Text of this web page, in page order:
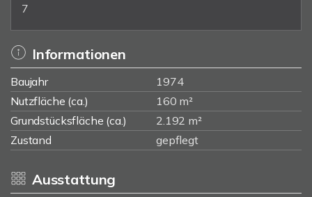
7
Informationen
Baujahr
1974
Nutzfläche (ca.)
160 m²
Grundstücksfläche (ca.)
2.192 m²
Zustand
gepflegt
Ausstattung